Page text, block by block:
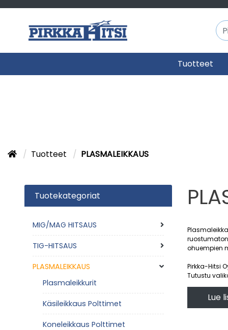
Tuotteet
Tuotteet PLASMALEIKKAUS
Tuotekategoriat
MIG/MAG HITSAUS
TIG-HITSAUS
PLASMALEIKKAUS
Plasmaleikkurit
Käsileikkaus Polttimet
Koneleikkaus Polttimet
ohuempien
Pirkka-Hitsi
Tutustu
Lue